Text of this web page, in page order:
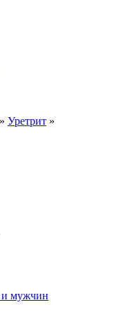
» Уретрит »
и мужчин